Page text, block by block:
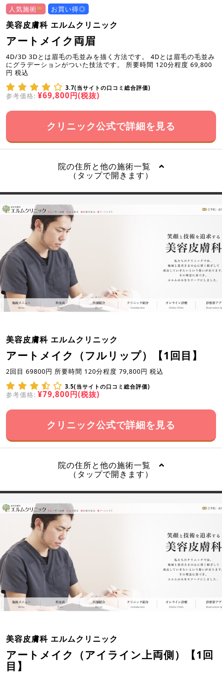
人気施術 お買い得◎
美容皮膚科 エルムクリニック
アートメイク両眉
4D/3D 3Dとは眉毛の毛並みを描く方法です。 4Dとは眉毛の毛並み
にグラデーションがついた技法です。 所要時間 120分程度 69,800
円 税込
3.7(当サイトの口コミ総合評価)
参考価格: ¥69,800円(税抜)
クリニック公式で詳細を見る
院の住所と他の施術一覧
（タップで開きます）
美容皮膚科 エルムクリニック
アートメイク（フルリップ）【1回目】
2回目 69800円 所要時間 120分程度 79,800円 税込
3.5(当サイトの口コミ総合評価)
参考価格: ¥79,800円(税抜)
クリニック公式で詳細を見る
院の住所と他の施術一覧
（タップで開きます）
美容皮膚科 エルムクリニック
アートメイク（アイライン上両側）【1回
目】